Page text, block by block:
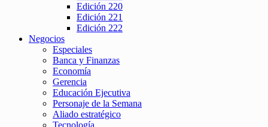
Edición 220
Edición 221
Edición 222
Negocios
Especiales
Banca y Finanzas
Economía
Gerencia
Educación Ejecutiva
Personaje de la Semana
Aliado estratégico
Tecnología